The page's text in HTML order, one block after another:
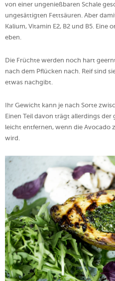
von einer ungenießbaren Schale
ungesättigten Fettsäuren. Aber
Kalium, Vitamin E2, B2 und B5. Eine
eben.
Die Früchte werden noch hart
nach dem Pflücken nach. Reif sind
etwas nachgibt.
Ihr Gewicht kann je nach Sorte
Einen Teil davon trägt allerdings der
leicht entfernen, wenn die Avocado
wird.